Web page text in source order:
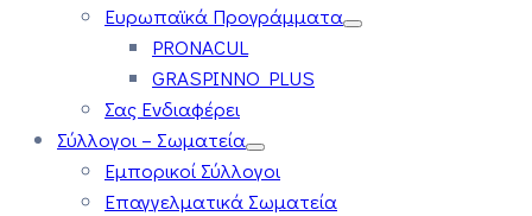
Ευρωπαϊκά Προγράμματα
PRONACUL
GRASPINNO PLUS
Σας Ενδιαφέρει
Σύλλογοι – Σωματεία
Εμπορικοί Σύλλογοι
Επαγγελματικά Σωματεία